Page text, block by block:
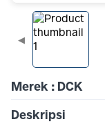
◀
Merek : DCK
Deskripsi